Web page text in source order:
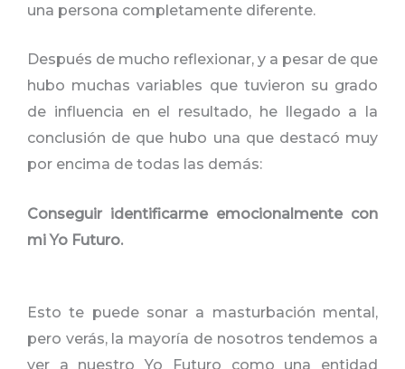
una persona completamente diferente.
Después de mucho reflexionar, y a pesar de que
hubo muchas variables que tuvieron su grado
de influencia en el resultado, he llegado a la
conclusión de que hubo una que destacó muy
por encima de todas las demás:
Conseguir identificarme emocionalmente con
mi Yo Futuro.
Esto te puede sonar a masturbación mental,
pero verás, la mayoría de nosotros tendemos a
ver a nuestro Yo Futuro como una entidad